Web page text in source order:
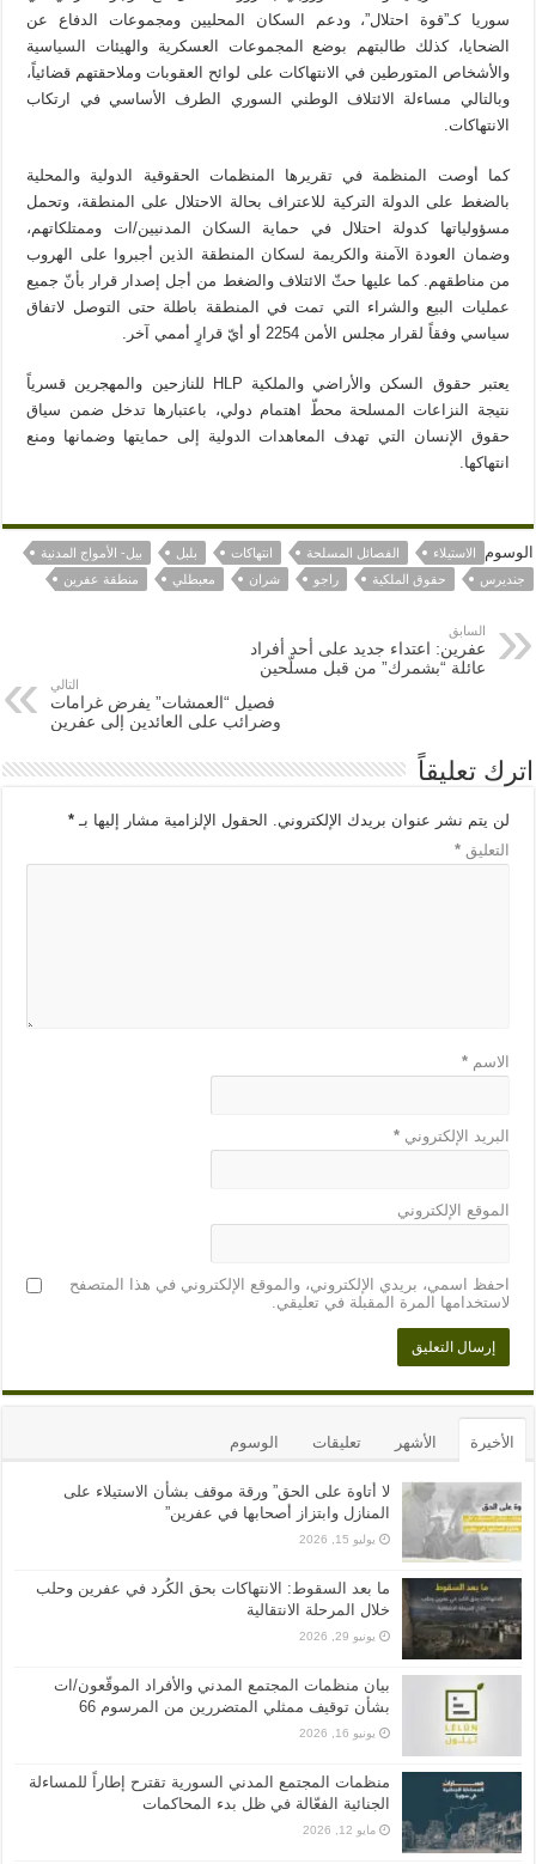
سوريا كـ”قوة احتلال”، ودعم السكان المحليين ومجموعات الدفاع عن
الضحايا، كذلك طالبتهم بوضع المجموعات العسكرية والهيئات السياسية
والأشخاص المتورطين في الانتهاكات على لوائح العقوبات وملاحقتهم قضائياً،
وبالتالي مساءلة الائتلاف الوطني السوري الطرف الأساسي في ارتكاب
الانتهاكات.
كما أوصت المنظمة في تقريرها المنظمات الحقوقية الدولية والمحلية
بالضغط على الدولة التركية للاعتراف بحالة الاحتلال على المنطقة، وتحمل
مسؤولياتها كدولة احتلال في حماية السكان المدنيين/ات وممتلكاتهم،
وضمان العودة الآمنة والكريمة لسكان المنطقة الذين أجبروا على الهروب
من مناطقهم. كما عليها حثّ الائتلاف والضغط من أجل إصدار قرار بأنّ جميع
عمليات البيع والشراء التي تمت في المنطقة باطلة حتى التوصل لاتفاق
سياسي وفقاً لقرار مجلس الأمن 2254 أو أيّ قرارٍ أممي آخر.
يعتبر حقوق السكن والأراضي والملكية HLP للنازحين والمهجرين قسرياً
نتيجة النزاعات المسلحة محطّ اهتمام دولي، باعتبارها تدخل ضمن سياق
حقوق الإنسان التي تهدف المعاهدات الدولية إلى حمايتها وضمانها ومنع
انتهاكها.
الوسوم الاستيلاء الفصائل المسلحة انتهاكات بلبل
بيل- الأمواج المدنية
جنديرس
حقوق الملكية راجو شران معبطلي منطقة عفرين
السابق
عفرين: اعتداء جديد على أحد أفراد
عائلة “بشمرك” من قبل مسلّحين
التالي
فصيل “العمشات” يفرض غرامات
وضرائب على العائدين إلى عفرين
اترك تعليقاً
لن يتم نشر عنوان بريدك الإلكتروني. الحقول الإلزامية مشار إليها بـ*
التعليق*
الاسم*
البريد الإلكتروني*
الموقع الإلكتروني
احفظ اسمي، بريدي الإلكتروني، والموقع الإلكتروني في هذا المتصفح
لاستخدامها المرة المقبلة في تعليقي.
الأخيرة الأشهر تعليقات الوسوم
لا أتاوة على الحق” ورقة موقف بشأن الاستيلاء على
المنازل وابتزاز أصحابها في عفرين”
يوليو 15, 2026
ما بعد السقوط: الانتهاكات بحق الكُرد في عفرين وحلب
خلال المرحلة الانتقالية
يونيو 29, 2026
بيان منظمات المجتمع المدني والأفراد الموقّعون/ات
بشأن توقيف ممثلي المتضررين من المرسوم 66
يونيو 16, 2026
منظمات المجتمع المدني السورية تقترح إطاراً للمساءلة
الجنائية الفعّالة في ظل بدء المحاكمات
مايو 12, 2026